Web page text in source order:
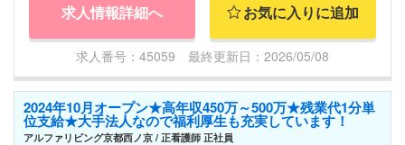
求人情報詳細へ お気に入りに追加
求人番号：45059 最終更新日：2026/05/08
2024年10月オープン★高年収450万～500万★残業代1分単
位支給★大手法人なので福利厚生も充実しています！
アルファリビング京都西ノ京 / 正看護師 正社員